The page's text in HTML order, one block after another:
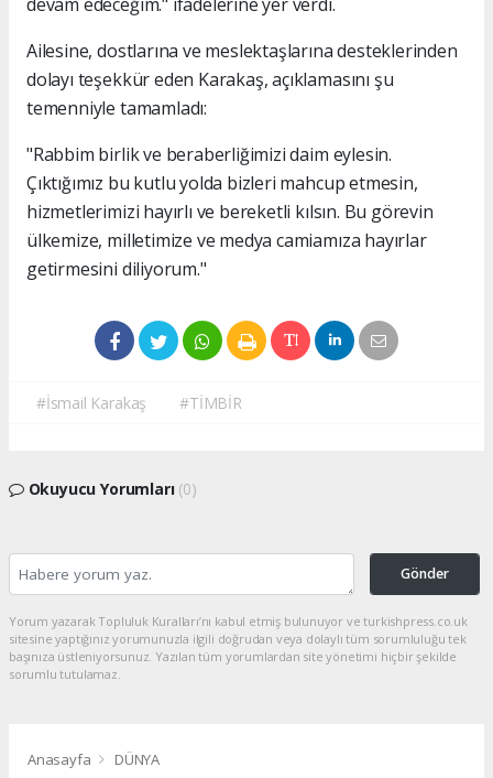
Ailesine, dostlarına ve meslektaşlarına desteklerinden
dolayı teşekkür eden Karakaş, açıklamasını şu
temenniyle tamamladı:
"Rabbim birlik ve beraberliğimizi daim eylesin.
Çıktığımız bu kutlu yolda bizleri mahcup etmesin,
hizmetlerimizi hayırlı ve bereketli kılsın. Bu görevin
ülkemize, milletimize ve medya camiamıza hayırlar
getirmesini diliyorum."
#İsmail Karakaş #TİMBİR
Okuyucu Yorumları (0)
Gönder
Yorum yazarak Topluluk Kuralları’nı kabul etmiş bulunuyor ve turkishpress.co.uk
sitesine yaptığınız yorumunuzla ilgili doğrudan veya dolaylı tüm sorumluluğu tek
başınıza üstleniyorsunuz. Yazılan tüm yorumlardan site yönetimi hiçbir şekilde
sorumlu tutulamaz.
Anasayfa DÜNYA